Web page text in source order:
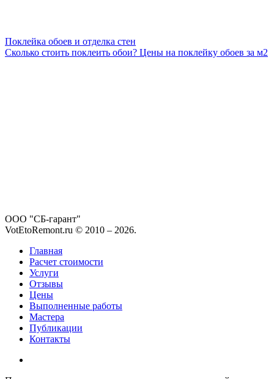
Поклейка обоев и отделка стен
Сколько стоить поклеить обои? Цены на поклейку обоев за м2
ООО "СБ-гарант"
VotEtoRemont.ru © 2010 – 2026.
Главная
Расчет стоимости
Услуги
Отзывы
Цены
Выполненные работы
Мастера
Публикации
Контакты